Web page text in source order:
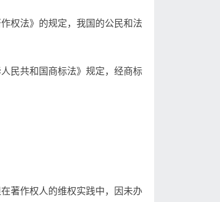
权法》的规定，我国的公民和法
民共和国商标法》规定，经商标
著作权人的维权实践中，因未办